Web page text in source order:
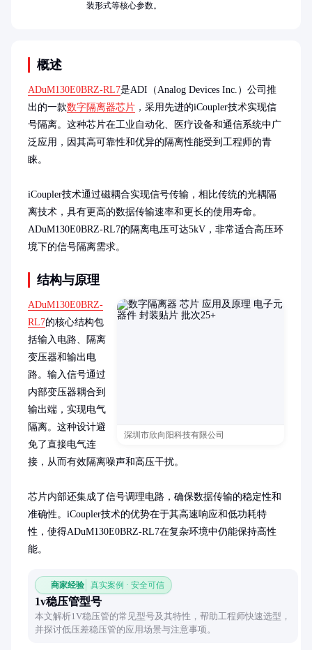
概述
ADuM130E0BRZ-RL7是ADI（Analog Devices Inc.）公司推
出的一款数字隔离器芯片 ，采用先进的iCoupler技术实现信
号隔离。这种芯片在工业自动化、医疗设备和通信系统中广
泛应用，因其高可靠性和优异的隔离性能受到工程师的青
睐。
iCoupler技术通过磁耦合实现信号传输，相比传统的光耦隔
离技术，具有更高的数据传输速率和更长的使用寿命。
ADuM130E0BRZ-RL7的隔离电压可达5kV，非常适合高压环
境下的信号隔离需求。
结构与原理
深圳市欣向阳科技有限公司
ADuM130E0BRZ-
RL7的核心结构包
括输入电路、隔离
变压器和输出电
路。输入信号通过
内部变压器耦合到
输出端，实现电气
隔离。这种设计避
免了直接电气连
接，从而有效隔离噪声和高压干扰。
芯片内部还集成了信号调理电路，确保数据传输的稳定性和
准确性。iCoupler技术的优势在于其高速响应和低功耗特
性，使得ADuM130E0BRZ-RL7在复杂环境中仍能保持高性
能。
商家经验 真实案例 · 安全可信
1v稳压管型号
本文解析1V稳压管的常见型号及其特性，帮助工程师快速选型，
并探讨低压差稳压管的应用场景与注意事项。
装形式等核心参数。